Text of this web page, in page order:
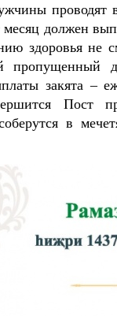
проводят
месяц должен
здоровья не
закята –
Пост
в